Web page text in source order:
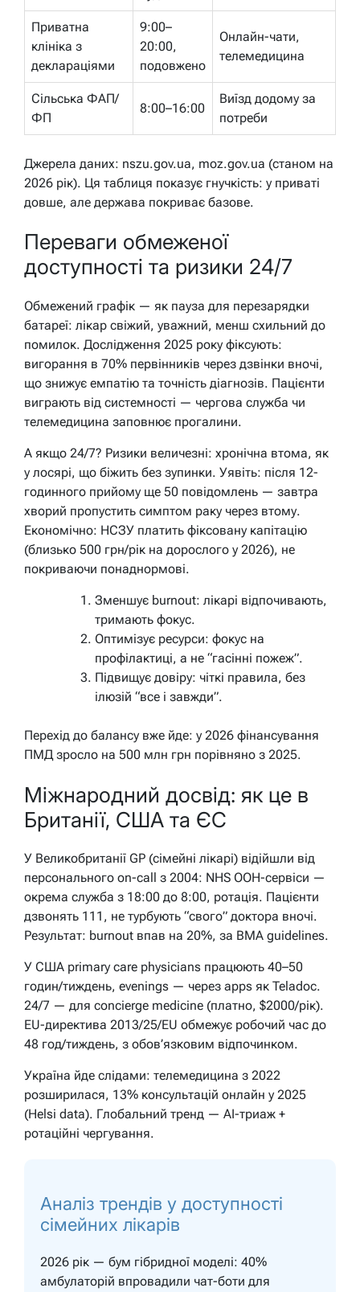
Приватна
клініка з
деклараціями
9:00–
20:00,
подовжено
Онлайн-чати,
телемедицина
Сільська ФАП/
ФП
8:00–16:00
Виїзд додому за
потреби
Джерела даних: nszu.gov.ua, moz.gov.ua (станом на
2026 рік). Ця таблиця показує гнучкість: у приваті
довше, але держава покриває базове.
Переваги обмеженої
доступності та ризики 24/7
Обмежений графік — як пауза для перезарядки
батареї: лікар свіжий, уважний, менш схильний до
помилок. Дослідження 2025 року фіксують:
вигорання в 70% первінників через дзвінки вночі,
що знижує емпатію та точність діагнозів. Пацієнти
виграють від системності — чергова служба чи
телемедицина заповнює прогалини.
А якщо 24/7? Ризики величезні: хронічна втома, як
у лосярі, що біжить без зупинки. Уявіть: після 12-
годинного прийому ще 50 повідомлень — завтра
хворий пропустить симптом раку через втому.
Економічно: НСЗУ платить фіксовану капітацію
(близько 500 грн/рік на дорослого у 2026), не
покриваючи понаднормові.
Зменшує burnout: лікарі відпочивають,
тримають фокус.
Оптимізує ресурси: фокус на
профілактиці, а не “гасінні пожеж”.
Підвищує довіру: чіткі правила, без
ілюзій “все і завжди”.
Перехід до балансу вже йде: у 2026 фінансування
ПМД зросло на 500 млн грн порівняно з 2025.
Міжнародний досвід: як це в
Британії, США та ЄС
У Великобританії GP (сімейні лікарі) відійшли від
персонального on-call з 2004: NHS OOH-сервіси —
окрема служба з 18:00 до 8:00, ротація. Пацієнти
дзвонять 111, не турбують “свого” доктора вночі.
Результат: burnout впав на 20%, за BMA guidelines.
У США primary care physicians працюють 40–50
годин/тиждень, evenings — через apps як Teladoc.
24/7 — для concierge medicine (платно, $2000/рік).
EU-директива 2013/25/EU обмежує робочий час до
48 год/тиждень, з обов’язковим відпочинком.
Україна йде слідами: телемедицина з 2022
розширилася, 13% консультацій онлайн у 2025
(Helsi data). Глобальний тренд — AI-триаж +
ротаційні чергування.
Аналіз трендів у доступності
сімейних лікарів
2026 рік — бум гібридної моделі: 40%
амбулаторій впровадили чат-боти для